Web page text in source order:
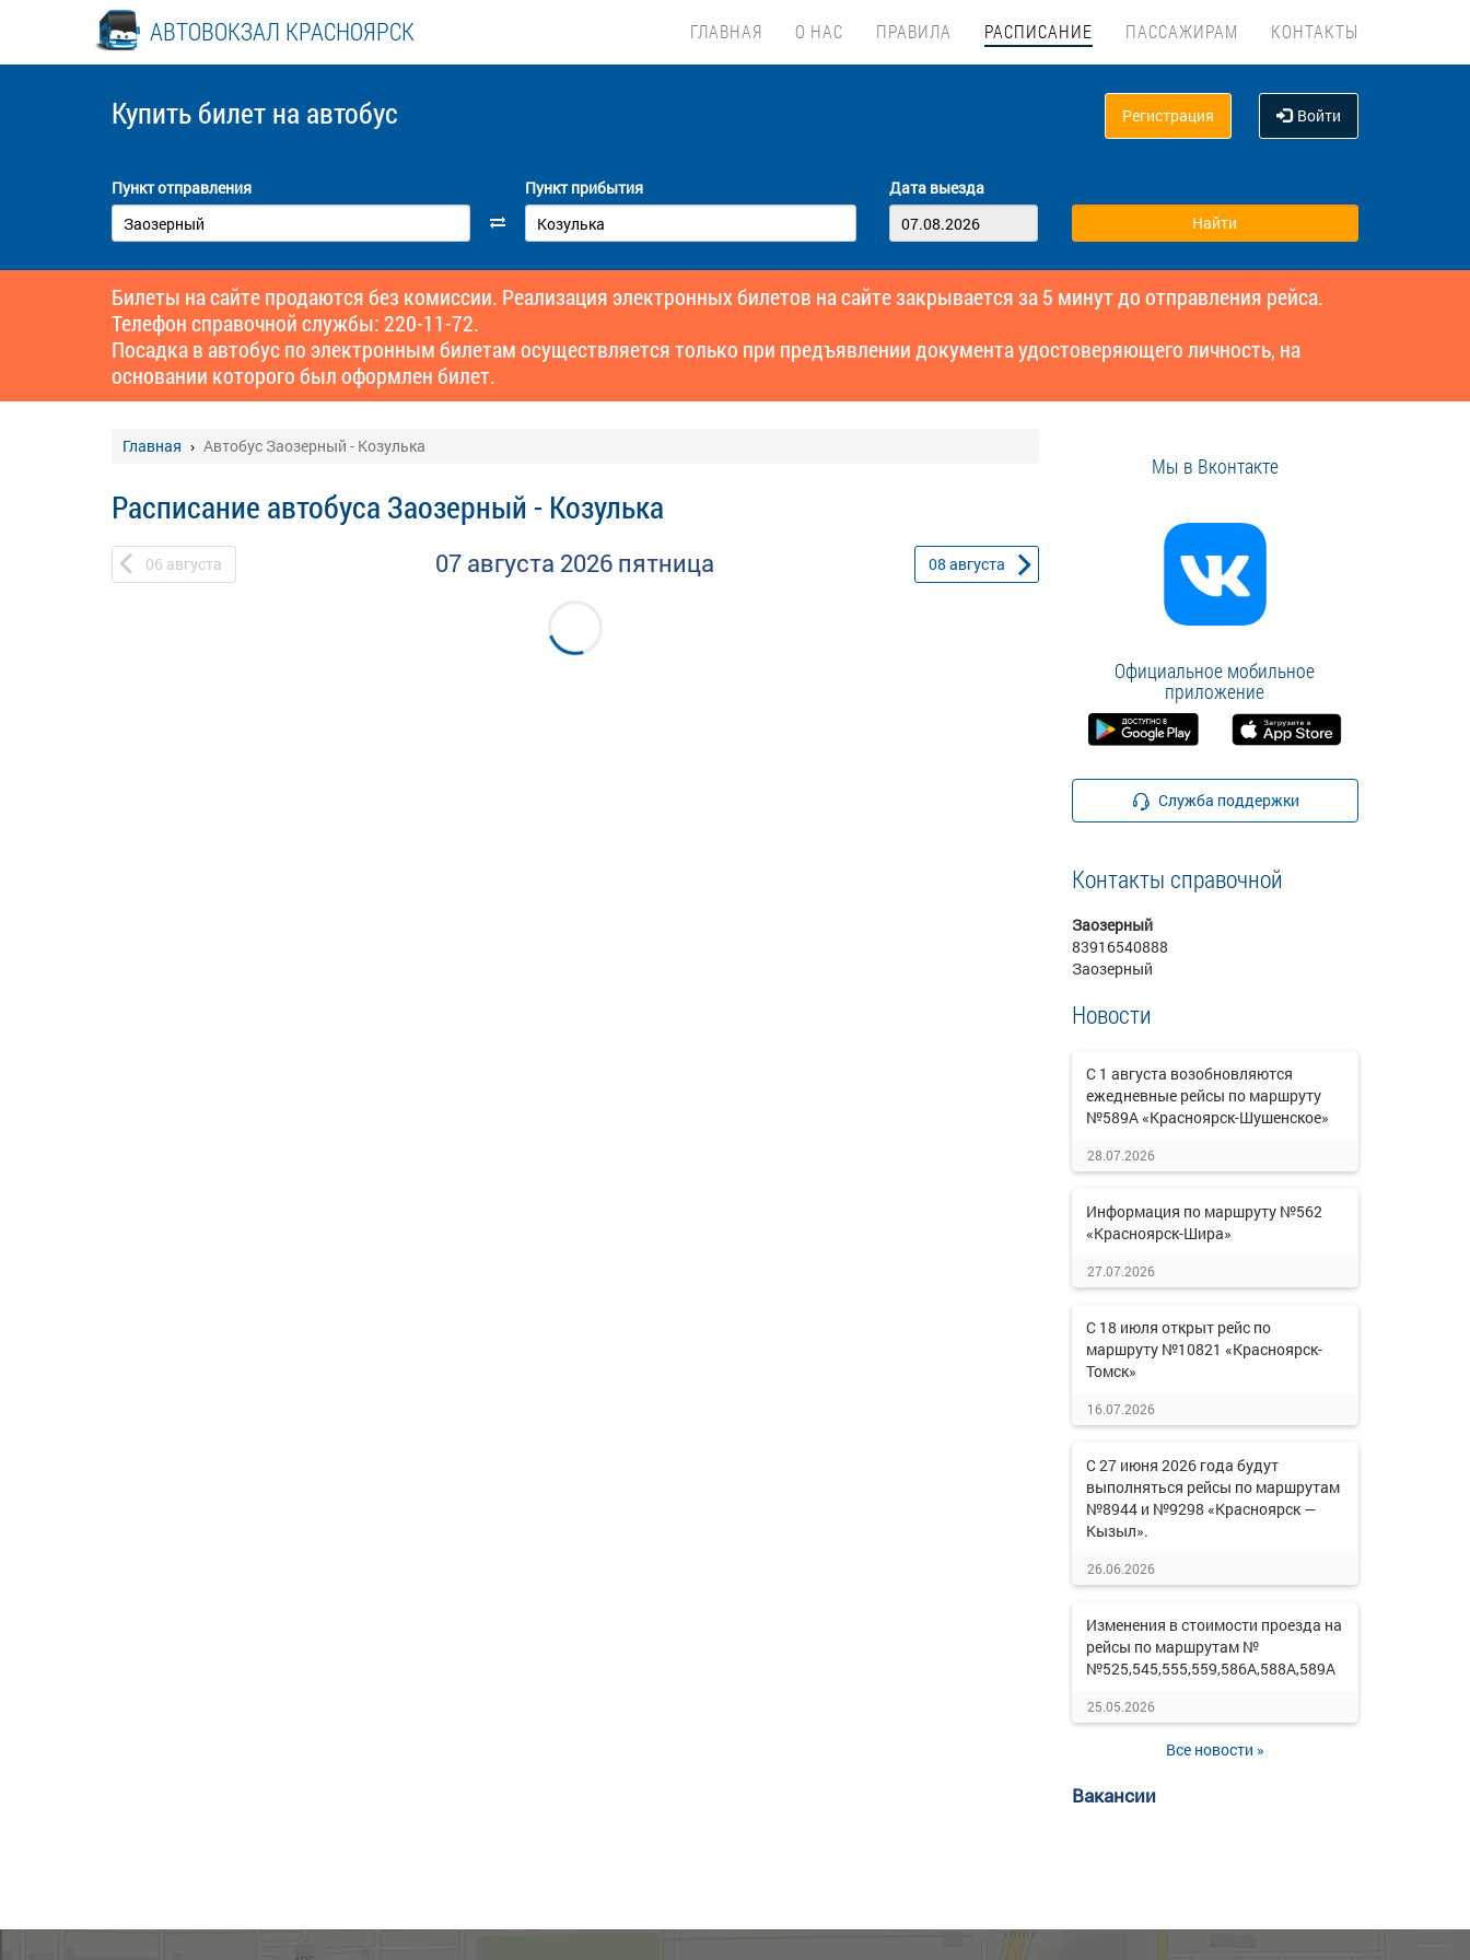
АВТОВОКЗАЛ КРАСНОЯРСК ГЛАВНАЯ О НАС ПРАВИЛА РАСПИСАНИЕ ПАССАЖИРАМ КОНТАКТЫ
Купить билет на автобус Регистрация Войти
Пункт отправления Пункт прибытия Дата выезда
Билеты на сайте продаются без комиссии. Реализация электронных билетов на сайте закрывается за 5 минут до отправления рейса.
Телефон справочной службы: 220-11-72.
Посадка в автобус по электронным билетам осуществляется только при предъявлении документа удостоверяющего личность, на
основании которого был оформлен билет.
Главная Автобус Заозерный - Козулька
Расписание автобуса Заозерный - Козулька
06 августа 07 августа 2026 пятница 08 августа
Мы в Вконтакте
Официальное мобильное
приложение
Служба поддержки
Контакты справочной
Заозерный
83916540888
Заозерный
Новости
С 1 августа возобновляются
ежедневные рейсы по маршруту
№589А «Красноярск-Шушенское»
28.07.2026
Информация по маршруту №562
«Красноярск-Шира»
27.07.2026
С 18 июля открыт рейс по
маршруту №10821 «Красноярск-
Томск»
16.07.2026
С 27 июня 2026 года будут
выполняться рейсы по маршрутам
№8944 и №9298 «Красноярск —
Кызыл».
26.06.2026
Изменения в стоимости проезда на
рейсы по маршрутам №
№525,545,555,559,586А,588А,589А
25.05.2026
Все новости »
Вакансии